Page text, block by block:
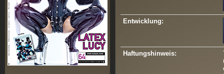
Entwicklung:
Haftungshinweis: